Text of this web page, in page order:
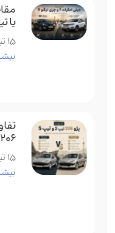
یا
15 تیر 1405
۲۰۶ تیپ ۲ با تیپ ۵
15 تیر 1405